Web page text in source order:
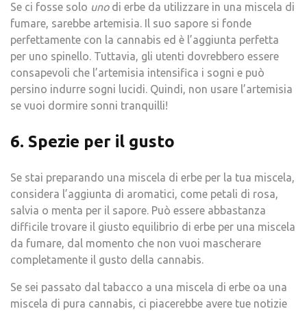
Se ci fosse solo unodi erbe da utilizzare in una miscela di
fumare, sarebbe artemisia. Il suo sapore si fonde
perfettamente con la cannabis ed è l’aggiunta perfetta
per uno spinello. Tuttavia, gli utenti dovrebbero essere
consapevoli che l’artemisia intensifica i sogni e può
persino indurre sogni lucidi. Quindi, non usare l’artemisia
se vuoi dormire sonni tranquilli!
6. Spezie per il gusto
Se stai preparando una miscela di erbe per la tua miscela,
considera l’aggiunta di aromatici, come petali di rosa,
salvia o menta per il sapore. Può essere abbastanza
difficile trovare il giusto equilibrio di erbe per una miscela
da fumare, dal momento che non vuoi mascherare
completamente il gusto della cannabis.
Se sei passato dal tabacco a una miscela di erbe oa una
miscela di pura cannabis, ci piacerebbe avere tue notizie